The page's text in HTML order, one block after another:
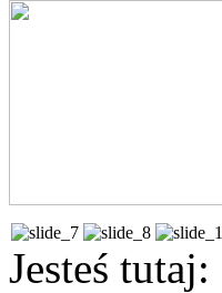
Jesteś tutaj: